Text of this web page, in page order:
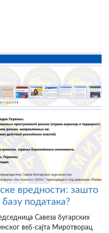
вредности: зашто
података?
Савеза бугарских
веб-сајта Миротворац